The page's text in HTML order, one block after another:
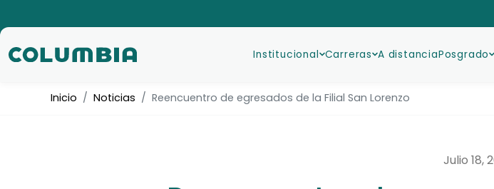
Institucional Carreras A distanciaPosgrado
Inicio Noticias Reencuentro de egresados de la Filial San Lorenzo
Julio 18,